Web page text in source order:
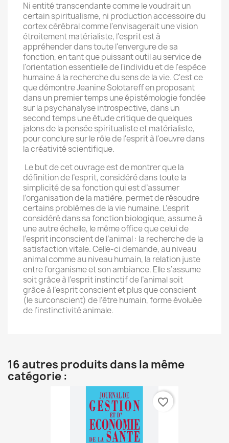
Ni entité transcendante comme le voudrait un
certain spiritualisme, ni production accessoire du
cortex cérébral comme l'envisagerait une vision
étroitement matérialiste, l'esprit est à
appréhender dans toute l'envergure de sa
fonction, en tant que puissant outil au service de
l'orientation essentielle de l'individu et de l'espèce
humaine à la recherche du sens de la vie. C'est ce
que démontre Jeanine Solotareff en proposant
dans un premier temps une épistémologie fondée
sur la psychanalyse introspective, dans un
second temps une étude critique de quelques
jalons de la pensée spiritualiste et matérialiste,
pour conclure sur le rôle de l'esprit à l'oeuvre dans
la créativité scientifique.
Le but de cet ouvrage est de montrer que la
définition de l’esprit, considéré dans toute la
simplicité de sa fonction qui est d’assumer
l’organisation de la matière, permet de résoudre
certains problèmes de la vie humaine. L’esprit
considéré dans sa fonction biologique, assume à
une autre échelle, le même office que celui de
l’esprit inconscient de l’animal : la recherche de la
satisfaction vitale. Celle-ci demande, au niveau
animal comme au niveau humain, la relation juste
entre l’organisme et son ambiance. Elle s’assume
soit grâce à l’esprit instinctif de l’animal soit
grâce à l’esprit conscient et plus que conscient
(le surconscient) de l’être humain, forme évoluée
de l’instinctivité animale.
16 autres produits dans la même
catégorie :
favorite_border